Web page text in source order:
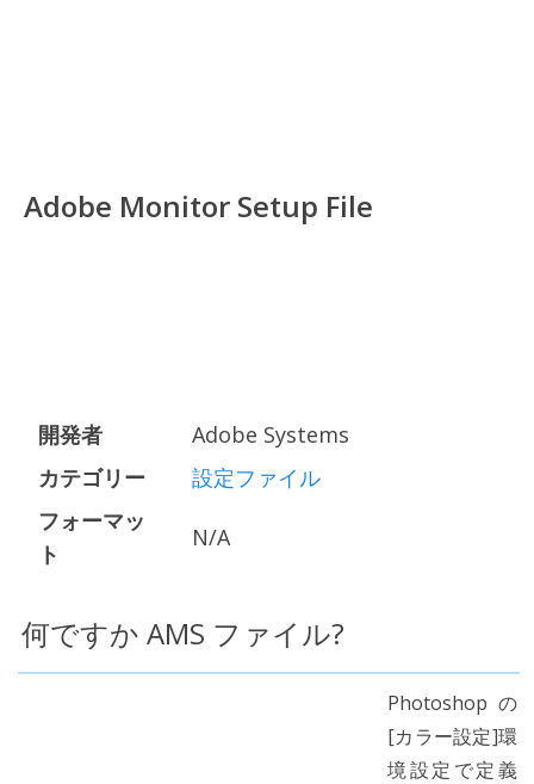
Adobe Monitor Setup File
開発者
Adobe Systems
カテゴリー
設定ファイル
フォーマッ
ト
N/A
何ですか AMS ファイル?
Photoshopの
[カラー設定]環
境設定で定義